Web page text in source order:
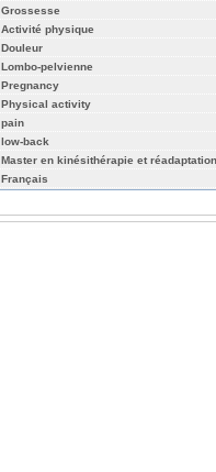
Grossesse
Activité physique
Douleur
Lombo-pelvienne
Pregnancy
Physical activity
pain
low-back
Master en kinésithérapie et réadaptation
Français